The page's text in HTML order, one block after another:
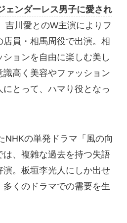
ェンダーレス男子に愛され
吉川愛とのW主演によりフ
店員・相馬周役で出演。相
ョンを自由に楽しむ美し
高く美容やファッション
とって、ハマり役となっ
の単発ドラマ「風の向
は、複雑な過去を持つ失語
。板垣李光人にしか出せ
くのドラマでの需要を生